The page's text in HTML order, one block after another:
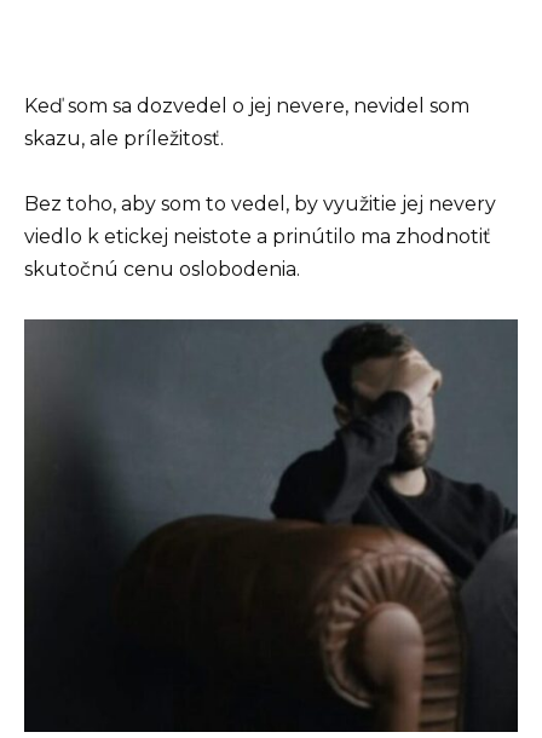
Keď som sa dozvedel o jej nevere, nevidel som
skazu, ale príležitosť.
Bez toho, aby som to vedel, by využitie jej nevery
viedlo k etickej neistote a prinútilo ma zhodnotiť
skutočnú cenu oslobodenia.